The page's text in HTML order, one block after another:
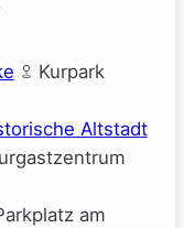
Kurpark
Altstadt
am